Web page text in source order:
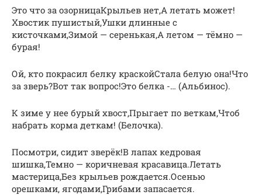
Это что за озорницаКрыльев нет,А летать может!
Хвостик пушистый,Ушки длинные с
кисточками,Зимой — серенькая,А летом — тёмно —
бурая!
Ой, кто покрасил белку краскойСтала белую она!Что
за зверь?Вот так вопрос!Это белка -… (Альбинос).
К зиме у нее бурый хвост,Прыгает по веткам,Чтоб
набрать корма деткам! (Белочка).
Посмотри, сидит зверёк!В лапах кедровая
шишка,Темно — коричневая красавица.Летать
мастерица,Без крыльев рождается.Осенью
орешками, ягодами,Грибами запасается.